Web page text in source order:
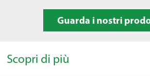
Guarda i nostri
Scopri di più